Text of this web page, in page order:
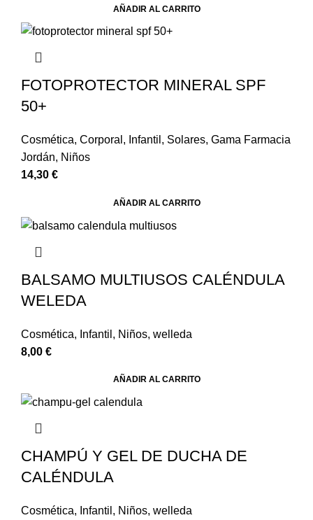
AÑADIR AL CARRITO
FOTOPROTECTOR MINERAL SPF
50+
Cosmética, Corporal , Infantil , Solares, Gama Farmacia
Jordán, Niños
14,30 €
AÑADIR AL CARRITO
BALSAMO MULTIUSOS CALÉNDULA
WELEDA
Cosmética, Infantil , Niños, welleda
8,00 €
AÑADIR AL CARRITO
CHAMPÚ Y GEL DE DUCHA DE
CALÉNDULA
Cosmética, Infantil , Niños, welleda